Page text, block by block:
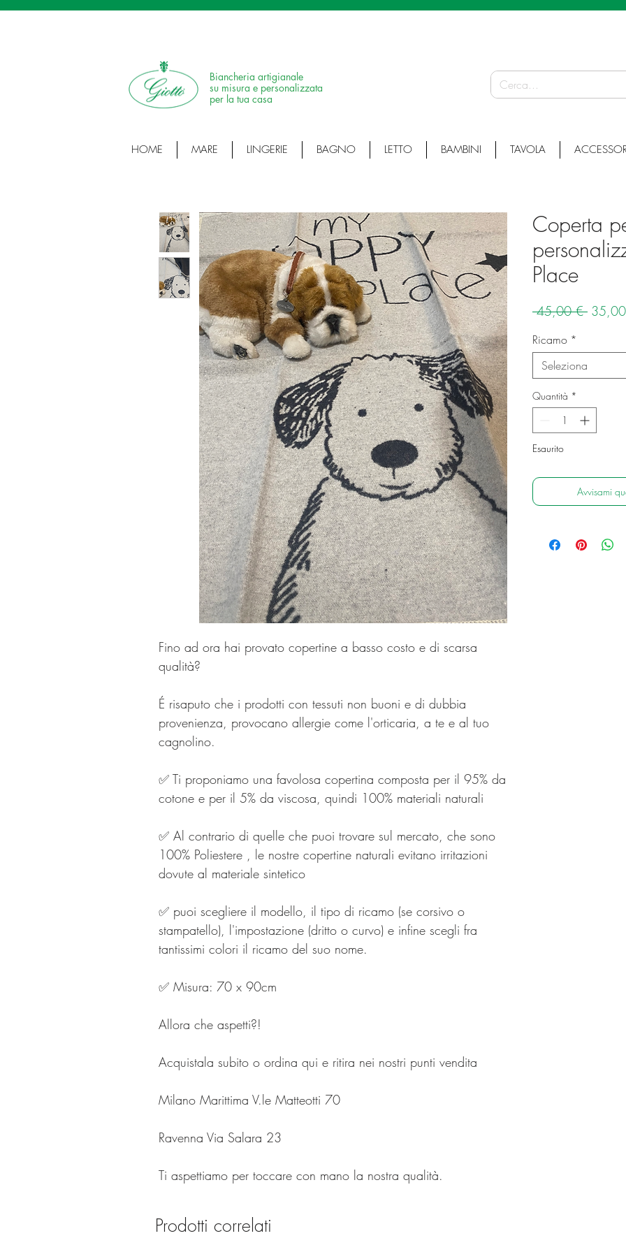
Biancheria artigianale
su misura e personalizzata
per la tua casa
HOME MARE LINGERIE BAGNO LETTO BAMBINI TAVOLA
Fino ad ora hai provato copertine a basso costo e di scarsa
qualità?
É risaputo che i prodotti con tessuti non buoni e di dubbia
provenienza, provocano allergie come l'orticaria, a te e al tuo
cagnolino.
✅ Ti proponiamo una favolosa copertina composta per il 95% da
cotone e per il 5% da viscosa, quindi 100% materiali naturali
✅ Al contrario di quelle che puoi trovare sul mercato, che sono
100% Poliestere , le nostre copertine naturali evitano irritazioni
dovute al materiale sintetico
✅ puoi scegliere il modello, il tipo di ricamo (se corsivo o
stampatello), l'impostazione (dritto o curvo) e infine scegli fra
tantissimi colori il ricamo del suo nome.
✅ Misura: 70 x 90cm
Allora che aspetti?!
Acquistala subito o ordina qui e ritira nei nostri punti vendita
Milano Marittima V.le Matteotti 70
Ravenna Via Salara 23
Ti aspettiamo per toccare con mano la nostra qualità.
Coperta
Place
45,00 € Prezzo
Ricamo *
Seleziona
Quantità *
Esaurito
Avvisami
Prodotti correlati